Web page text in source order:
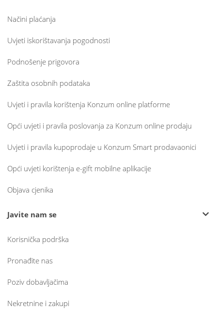
Načini plaćanja
Uvjeti iskorištavanja pogodnosti
Podnošenje prigovora
Zaštita osobnih podataka
Uvjeti i pravila korištenja Konzum online platforme
Opći uvjeti i pravila poslovanja za Konzum online prodaju
Uvjeti i pravila kupoprodaje u Konzum Smart prodavaonici
Opći uvjeti korištenja e-gift mobilne aplikacije
Objava cjenika
Javite nam se
Korisnička podrška
Pronađite nas
Poziv dobavljačima
Nekretnine i zakupi